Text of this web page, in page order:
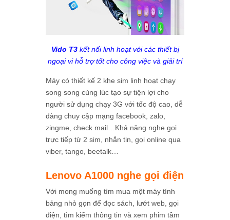
Vido T3kết nối linh hoạt với các thiết bị
ngoại vi hỗ trợ tốt cho công việc và giải trí
Máy có thiết kế 2 khe sim linh hoạt chạy
song song cùng lúc tạo sự tiện lợi cho
người sử dụng chạy 3G với tốc độ cao, dễ
dàng chuy cập mạng facebook, zalo,
zingme, check mail…Khả năng nghe gọi
trực tiếp từ 2 sim, nhắn tin, gọi online qua
viber, tango, beetalk…
Lenovo A1000 nghe gọi điện
Với mong muống tìm mua một máy tính
bảng nhỏ gọn để đọc sách, lướt web, gọi
điện, tìm kiếm thông tin và xem phim tầm